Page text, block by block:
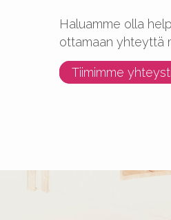
Haluamme olla
ottamaan yhteyttä
Tiimimme